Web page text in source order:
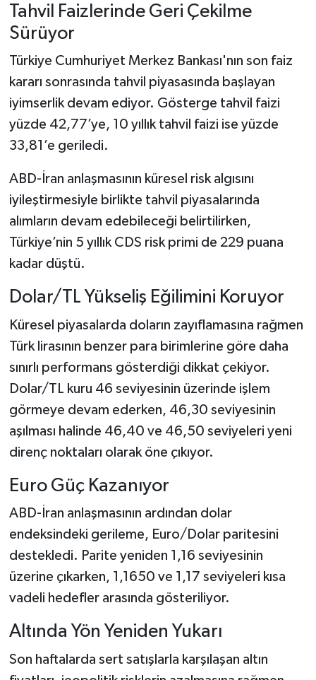
Tahvil Faizlerinde Geri Çekilme
Sürüyor
Türkiye Cumhuriyet Merkez Bankası'nın son faiz
kararı sonrasında tahvil piyasasında başlayan
iyimserlik devam ediyor. Gösterge tahvil faizi
yüzde 42,77’ye, 10 yıllık tahvil faizi ise yüzde
33,81’e geriledi.
ABD-İran anlaşmasının küresel risk algısını
iyileştirmesiyle birlikte tahvil piyasalarında
alımların devam edebileceği belirtilirken,
Türkiye’nin 5 yıllık CDS risk primi de 229 puana
kadar düştü.
Dolar/TL Yükseliş Eğilimini Koruyor
Küresel piyasalarda doların zayıflamasına rağmen
Türk lirasının benzer para birimlerine göre daha
sınırlı performans gösterdiği dikkat çekiyor.
Dolar/TL kuru 46 seviyesinin üzerinde işlem
görmeye devam ederken, 46,30 seviyesinin
aşılması halinde 46,40 ve 46,50 seviyeleri yeni
direnç noktaları olarak öne çıkıyor.
Euro Güç Kazanıyor
ABD-İran anlaşmasının ardından dolar
endeksindeki gerileme, Euro/Dolar paritesini
destekledi. Parite yeniden 1,16 seviyesinin
üzerine çıkarken, 1,1650 ve 1,17 seviyeleri kısa
vadeli hedefler arasında gösteriliyor.
Altında Yön Yeniden Yukarı
Son haftalarda sert satışlarla karşılaşan altın